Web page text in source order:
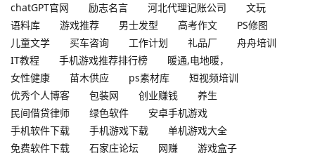
chatGPT官网
励志名言 河北代理记账公司
文玩
语料库
游戏推荐 男士发型 高考作文
PS修图
儿童文学
买车咨询 工作计划 礼品厂
舟舟培训
IT教程
手机游戏推荐排行榜
暖通,电地暖，
女性健康
苗木供应 ps素材库
短视频培训
优秀个人博客
包装网 创业赚钱
养生
民间借贷律师
绿色软件
安卓手机游戏
手机软件下载
手机游戏下载
单机游戏大全
免费软件下载
石家庄论坛 网赚
游戏盒子